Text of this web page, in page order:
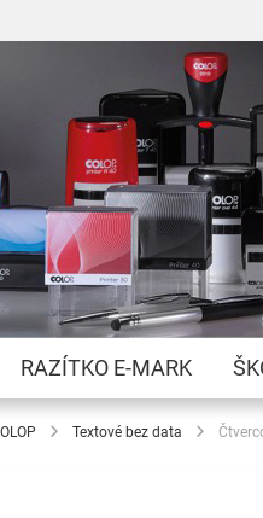
RAZÍTKO E-MARK
Textové bez data